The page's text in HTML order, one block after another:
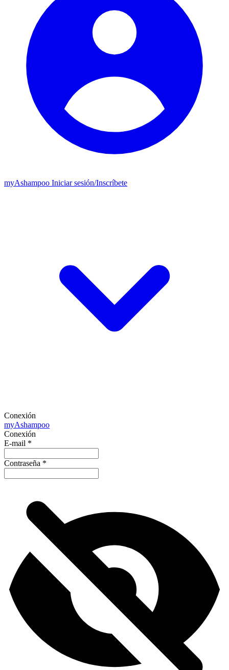
myAshampoo Iniciar sesión/Inscríbete
Conexión
myAshampoo
Conexión
E-mail *
Contraseña *